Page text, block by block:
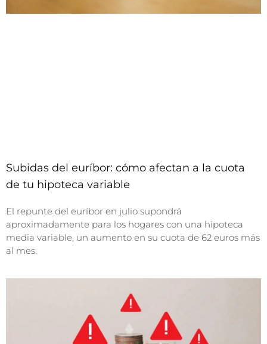
Subidas del euríbor: cómo afectan a la cuota
de tu hipoteca variable
El repunte del euríbor en julio supondrá
aproximadamente para los hogares con una hipoteca
media variable, un aumento en su cuota de 62 euros más
al mes.